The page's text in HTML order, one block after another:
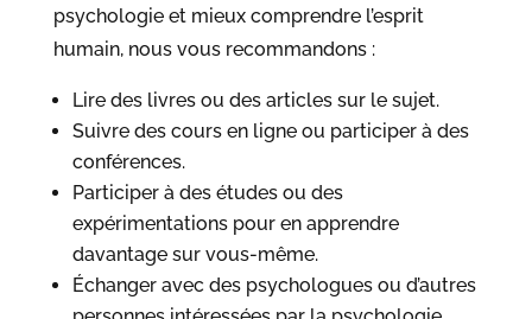
psychologie et mieux comprendre l’esprit
humain, nous vous recommandons :
Lire des livres ou des articles sur le sujet.
Suivre des cours en ligne ou participer à des
conférences.
Participer à des études ou des
expérimentations pour en apprendre
davantage sur vous-même.
Échanger avec des psychologues ou d’autres